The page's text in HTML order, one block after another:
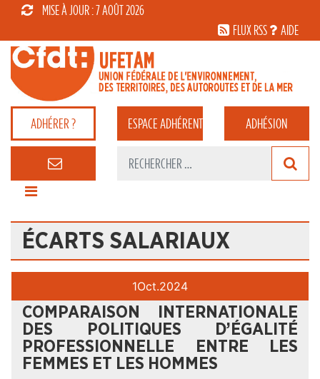
MISE À JOUR : 7 AOÛT 2026
FLUX RSS
AIDE
ADHÉRER ? ESPACEADHÉRENT ADHÉSION
ÉCARTS SALARIAUX
1Oct.2024
COMPARAISON INTERNATIONALE
DES POLITIQUES D’ÉGALITÉ
PROFESSIONNELLE ENTRE LES
FEMMES ET LES HOMMES